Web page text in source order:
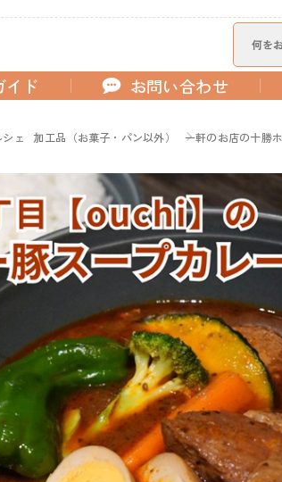
イド お問い合わせ
ェ 加工品（お菓子・パン以外） 一軒のお店の十勝